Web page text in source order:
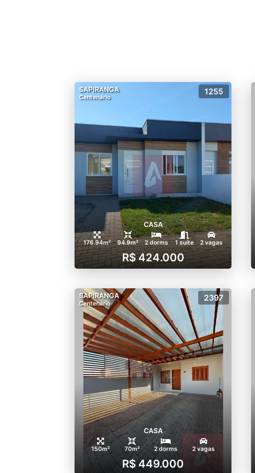
SAPIRANGA
Centenário
1255
CASA
176.94m² 94.9m² 2 dorms 1 suíte 2 vagas
R$ 424.000
SAPIRANGA
Centenário
2397
CASA
150m² 70m² 2 dorms 2 vagas
R$ 449.000